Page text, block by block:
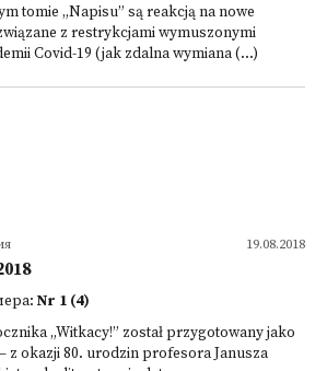
tomie „Napisu” są reakcją na nowe
z restrykcjami wymuszonymi
Covid-19 (jak zdalna wymiana (...)
19.08.2018
Nr 1 (4)
„Witkacy!” został przygotowany jako
z okazji 80. urodzin profesora Janusza